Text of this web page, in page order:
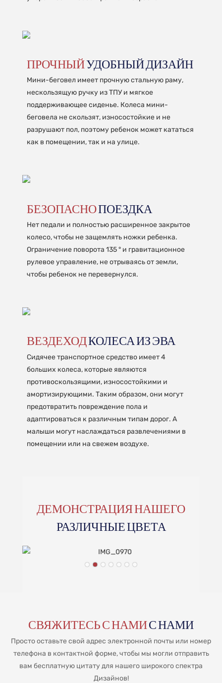
ПРОЧНЫЙУДОБНЫЙ ДИЗАЙН
Мини-беговел имеет прочную стальную раму,
нескользящую ручку из ТПУ и мягкое
поддерживающее сиденье. Колеса мини-
беговела не скользят, износостойкие и не
разрушают пол, поэтому ребенок может кататься
как в помещении, так и на улице.
БЕЗОПАСНОПОЕЗДКА
Нет педали и полностью расширенное закрытое
колесо, чтобы не защемлять ножки ребенка.
Ограничение поворота 135 ° и гравитационное
рулевое управление, не отрываясь от земли,
чтобы ребенок не перевернулся.
ВЕЗДЕХОДКОЛЕСА ИЗ ЭВА
Сидячее транспортное средство имеет 4
больших колеса, которые являются
противоскользящими, износостойкими и
амортизирующими. Таким образом, они могут
предотвратить повреждение пола и
адаптироваться к различным типам дорог. А
малыши могут наслаждаться развлечениями в
помещении или на свежем воздухе.
ДЕМОНСТРАЦИЯ НАШЕГО
РАЗЛИЧНЫЕ ЦВЕТА
СВЯЖИТЕСЬ С НАМИС НАМИ
Просто оставьте свой адрес электронной почты или номер
телефона в контактной форме, чтобы мы могли отправить
вам бесплатную цитату для нашего широкого спектра
Дизайнов!